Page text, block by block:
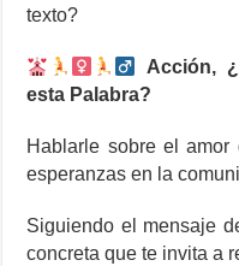
texto?
Acción,
esta Palabra?
Hablarle sobre el
esperanzas en la
Siguiendo el mensaje
concreta que te invita a